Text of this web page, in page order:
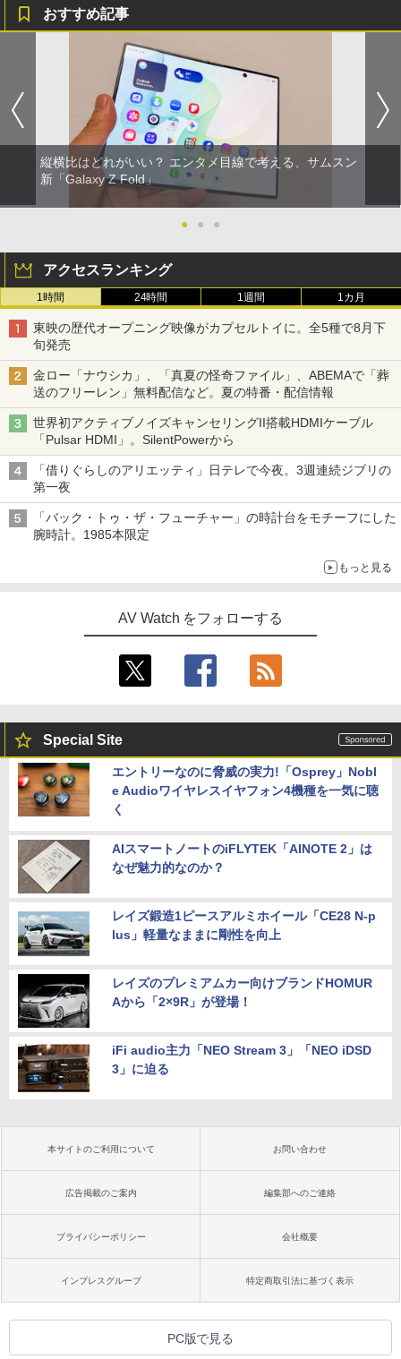
おすすめ記事
縦横比はどれがいい？ エンタメ目線で考える、サムスン
新「Galaxy Z Fold」
● ● ●
アクセスランキング
1時間 24時間 1週間 1カ月
東映の歴代オープニング映像がカプセルトイに。全5種で8月下
旬発売
金ロー「ナウシカ」、「真夏の怪奇ファイル」、ABEMAで「葬
送のフリーレン」無料配信など。夏の特番・配信情報
世界初アクティブノイズキャンセリングII搭載HDMIケーブル
「Pulsar HDMI」。SilentPowerから
「借りぐらしのアリエッティ」日テレで今夜。3週連続ジブリの
第一夜
「バック・トゥ・ザ・フューチャー」の時計台をモチーフにした
腕時計。1985本限定
もっと見る
AV Watch をフォローする
Special Site
エントリーなのに脅威の実力!「Osprey」Nobl
e Audioワイヤレスイヤフォン4機種を一気に聴
く
AIスマートノートのiFLYTEK「AINOTE 2」は
なぜ魅力的なのか？
レイズ鍛造1ピースアルミホイール「CE28 N-p
lus」軽量なままに剛性を向上
レイズのプレミアムカー向けブランドHOMUR
Aから「2×9R」が登場！
iFi audio主力「NEO Stream 3」「NEO iDSD
3」に迫る
本サイトのご利用について お問い合わせ
広告掲載のご案内 編集部へのご連絡
プライバシーポリシー 会社概要
インプレスグループ 特定商取引法に基づく表示
PC版で見る